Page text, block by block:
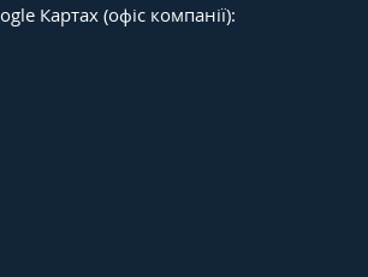
Картах (офіс компанії):